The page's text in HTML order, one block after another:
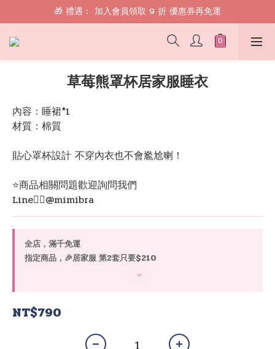
🎁 禮遇： 加入會員領取 9 折 優惠券再免運
🎁 禮遇： 加入會員領取 9 折 優惠券再免運
📱 綁定 LINE 好友，現領 $100 購物金！
🎁 禮遇： 加入會員領取 9 折 優惠券再免運
草莓熊罩杯居家服睡衣
內容：睡裙*1
材質：棉質
貼心罩杯設計 不穿內衣也不會尷尬喇！
⭐️商品相關問題歡迎詢問我們
Line👉🏻@mimibra
全店，滿千免運
指定商品，🎉居家服 第2套只要$210
NT$790